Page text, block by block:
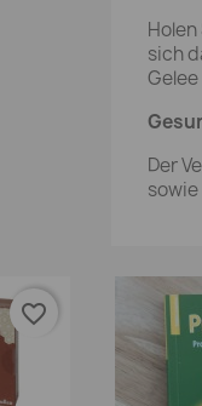
sich
Der
favorite_border